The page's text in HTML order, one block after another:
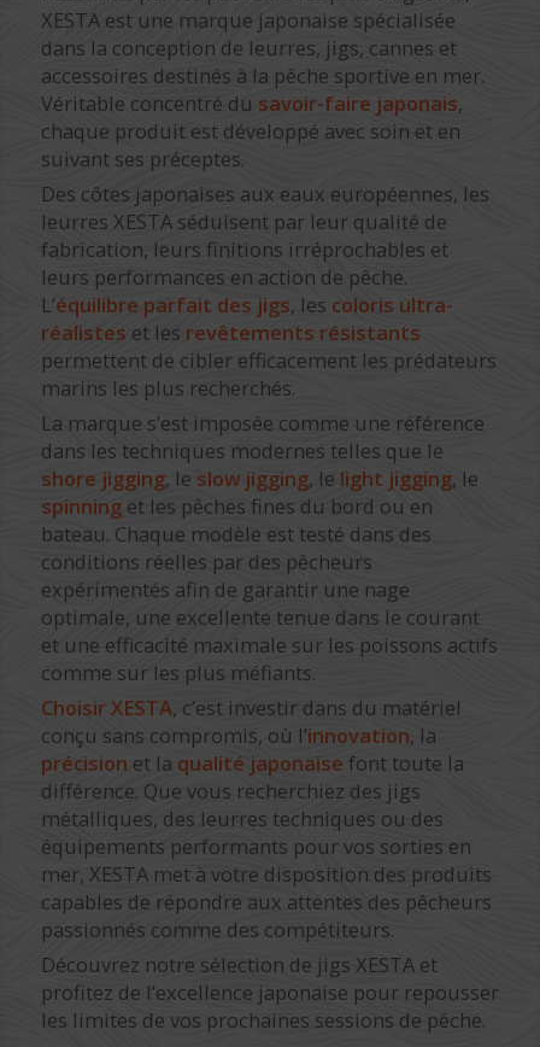
XESTA est une marque japonaise spécialisée
dans la conception de leurres, jigs, cannes et
accessoires destinés à la pêche sportive en mer.
Véritable concentré du savoir-faire japonais,
chaque produit est développé avec soin et en
suivant ses préceptes.
Des côtes japonaises aux eaux européennes, les
leurres XESTA séduisent par leur qualité de
fabrication, leurs finitions irréprochables et
leurs performances en action de pêche.
L’équilibre parfait des jigs, les coloris ultra-
réalistes et les revêtements résistants
permettent de cibler efficacement les prédateurs
marins les plus recherchés.
La marque s’est imposée comme une référence
dans les techniques modernes telles que le
shore jigging, le slow jigging, le light jigging, le
spinninget les pêches fines du bord ou en
bateau. Chaque modèle est testé dans des
conditions réelles par des pêcheurs
expérimentés afin de garantir une nage
optimale, une excellente tenue dans le courant
et une efficacité maximale sur les poissons actifs
comme sur les plus méfiants.
Choisir XESTA, c’est investir dans du matériel
conçu sans compromis, où l’innovation, la
précision et la qualité japonaise font toute la
différence. Que vous recherchiez des jigs
métalliques, des leurres techniques ou des
équipements performants pour vos sorties en
mer, XESTA met à votre disposition des produits
capables de répondre aux attentes des pêcheurs
passionnés comme des compétiteurs.
Découvrez notre sélection de jigs XESTA et
profitez de l’excellence japonaise pour repousser
les limites de vos prochaines sessions de pêche.